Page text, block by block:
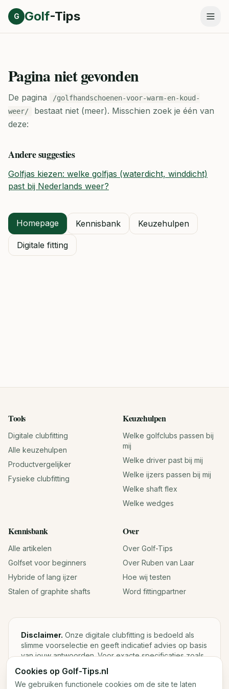
Direct naar inhoud
G Golf-Tips
Pagina niet gevonden
De pagina
/golfhandschoenen-voor-warm-en-koud-
weer/
bestaat niet (meer). Misschien zoek je één van
deze:
Andere suggesties
Golfjas kiezen: welke golfjas (waterdicht, winddicht)
past bij Nederlands weer?
Homepage Kennisbank Keuzehulpen
Digitale fitting
Tools
Digitale clubfitting
Alle keuzehulpen
Productvergelijker
Fysieke clubfitting
Keuzehulpen
Welke golfclubs passen bij
mij
Welke driver past bij mij
Welke ijzers passen bij mij
Welke shaft flex
Welke wedges
Kennisbank
Alle artikelen
Golfset voor beginners
Hybride of lang ijzer
Stalen of graphite shafts
Over
Over Golf-Tips
Over Ruben van Laar
Hoe wij testen
Word fittingpartner
Disclaimer. Onze digitale clubfitting is bedoeld als
slimme voorselectie en geeft indicatief advies op basis
van jouw antwoorden. Voor exacte specificaties zoals
loft, lie, shaftgewicht en swingweight blijft een fysieke
fitting met launch monitor de beste keuze.
Cookies op Golf-Tips.nl
We gebruiken functionele cookies om de site te laten